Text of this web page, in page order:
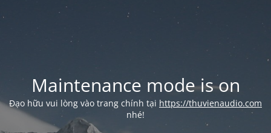
Maintenance mode is on
Đạo hữu vui lòng vào trang chính tại https://thuvienaudio.com
nhé!